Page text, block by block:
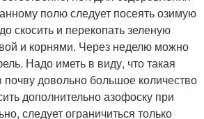
полю следует посеять ози­мую
скосить и перекопать зеленую
и корнями. Через неделю можно
Надо иметь в виду, что такая
почву довольно большое количество
дополнительно азофоску при
следует ограничиться только